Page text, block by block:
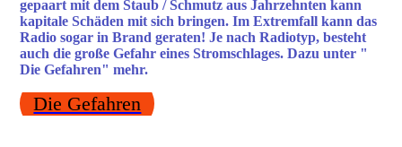
gepaart mit dem Staub / Schmutz aus Jahrzehnten kann
kapitale Schäden mit sich bringen. Im Extremfall kann das
Radio sogar in Brand geraten! Je nach Radiotyp, besteht
auch die große Gefahr eines Stromschlages. Dazu unter "
Die Gefahren" mehr.
Die Gefahren